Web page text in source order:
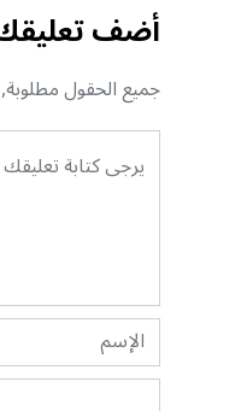
أضف
جميع الحقول